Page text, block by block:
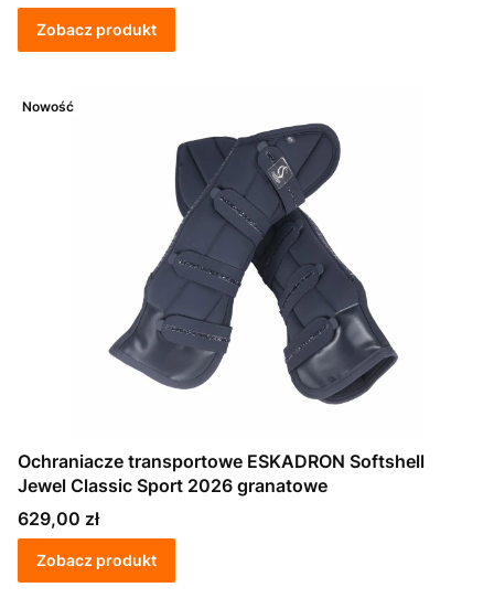
Zobacz produkt
Nowość
Ochraniacze transportowe ESKADRON Softshell
Jewel Classic Sport 2026 granatowe
Cena
629,00 zł
Zobacz produkt